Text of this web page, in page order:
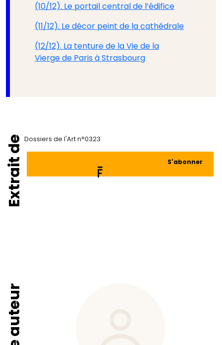
(10/12). Le portail central de l’édifice
(11/12). Le décor peint de la cathédrale
(12/12). La tenture de la Vie de la
Vierge de Paris à Strasbourg
Extrait de Dossiers de l'Art n°0323
S'abonner